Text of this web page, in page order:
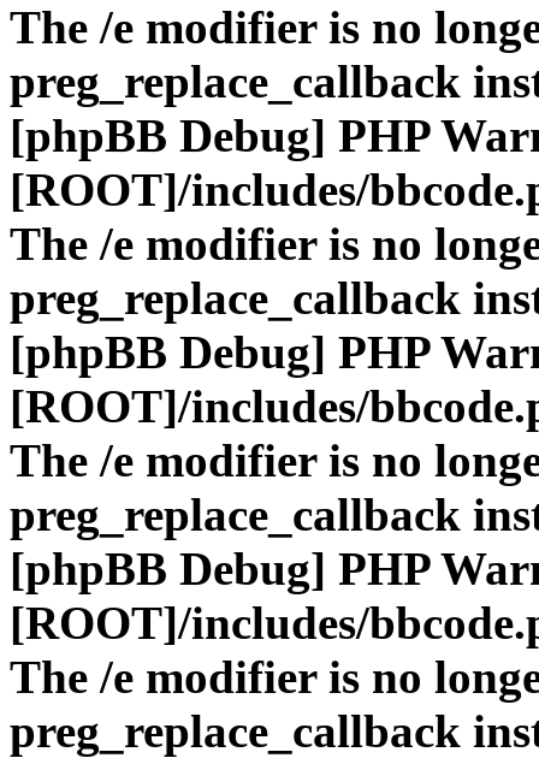
The /e modifier is no
preg_replace_callback
[phpBB Debug] PHP
[ROOT]/includes/
The /e modifier is no
preg_replace_callback
[phpBB Debug] PHP
[ROOT]/includes/
The /e modifier is no
preg_replace_callback
[phpBB Debug] PHP
[ROOT]/includes/
The /e modifier is no
preg_replace_callback